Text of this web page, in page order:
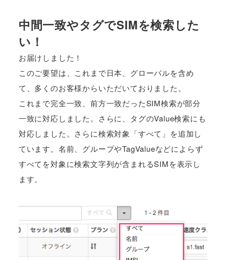
中間一致やタグでSIMを検索した
い！
お届けしました！
このご要望は、これまで日本、グローバルを含め
て、多くのお客様からいただいておりました。
これまで完全一致、前方一致だったSIM検索が部分
一致に対応しました。さらに、タグのValue検索にも
対応しました。さらに検索対象「すべて」を追加し
ています。名前、グループやTagValueなどによらず
すべてを対象に検索文字列が含まれるSIMを表示し
ます。